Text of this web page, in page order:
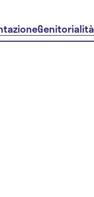
Genitorialità